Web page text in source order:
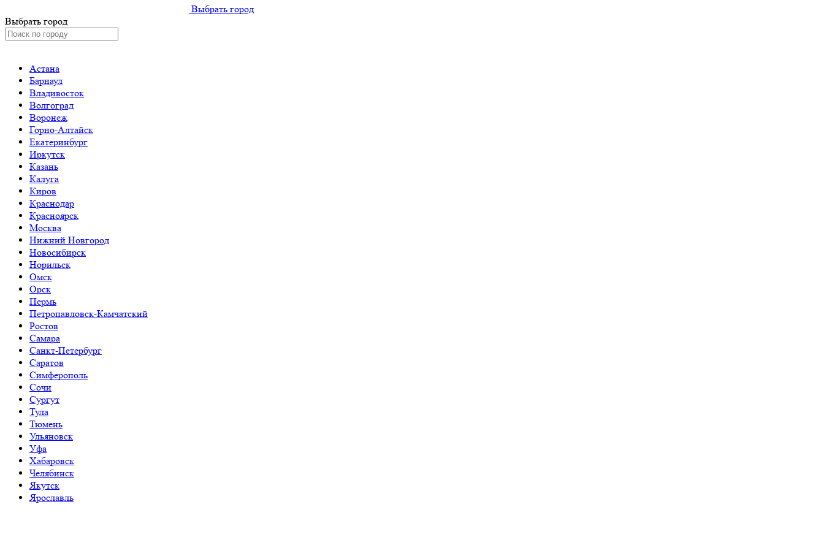
Выбрать город
Выбрать город
Астана
Барнаул
Владивосток
Волгоград
Воронеж
Горно-Алтайск
Екатеринбург
Иркутск
Казань
Калуга
Киров
Краснодар
Красноярск
Москва
Нижний Новгород
Новосибирск
Норильск
Омск
Орск
Пермь
Петропавловск-Камчатский
Ростов
Самара
Санкт-Петербург
Саратов
Симферополь
Сочи
Сургут
Тула
Тюмень
Ульяновск
Уфа
Хабаровск
Челябинск
Якутск
Ярославль